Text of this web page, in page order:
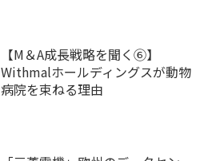
【M＆A 成長戦略を聞く⑥】
Withmalホールディングスが動物
病院を束ねる理由